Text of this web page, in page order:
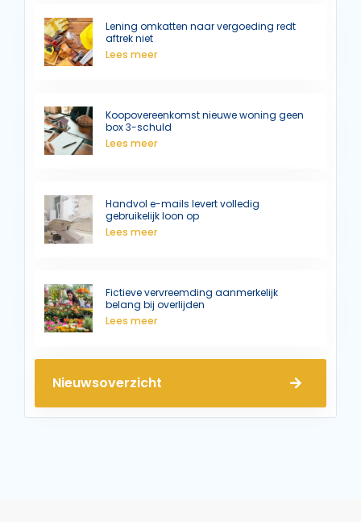
Lening omkatten naar vergoeding redt
aftrek niet
Lees meer
Koopovereenkomst nieuwe woning geen
box 3-schuld
Lees meer
Handvol e-mails levert volledig
gebruikelijk loon op
Lees meer
Fictieve vervreemding aanmerkelijk
belang bij overlijden
Lees meer
Nieuwsoverzicht